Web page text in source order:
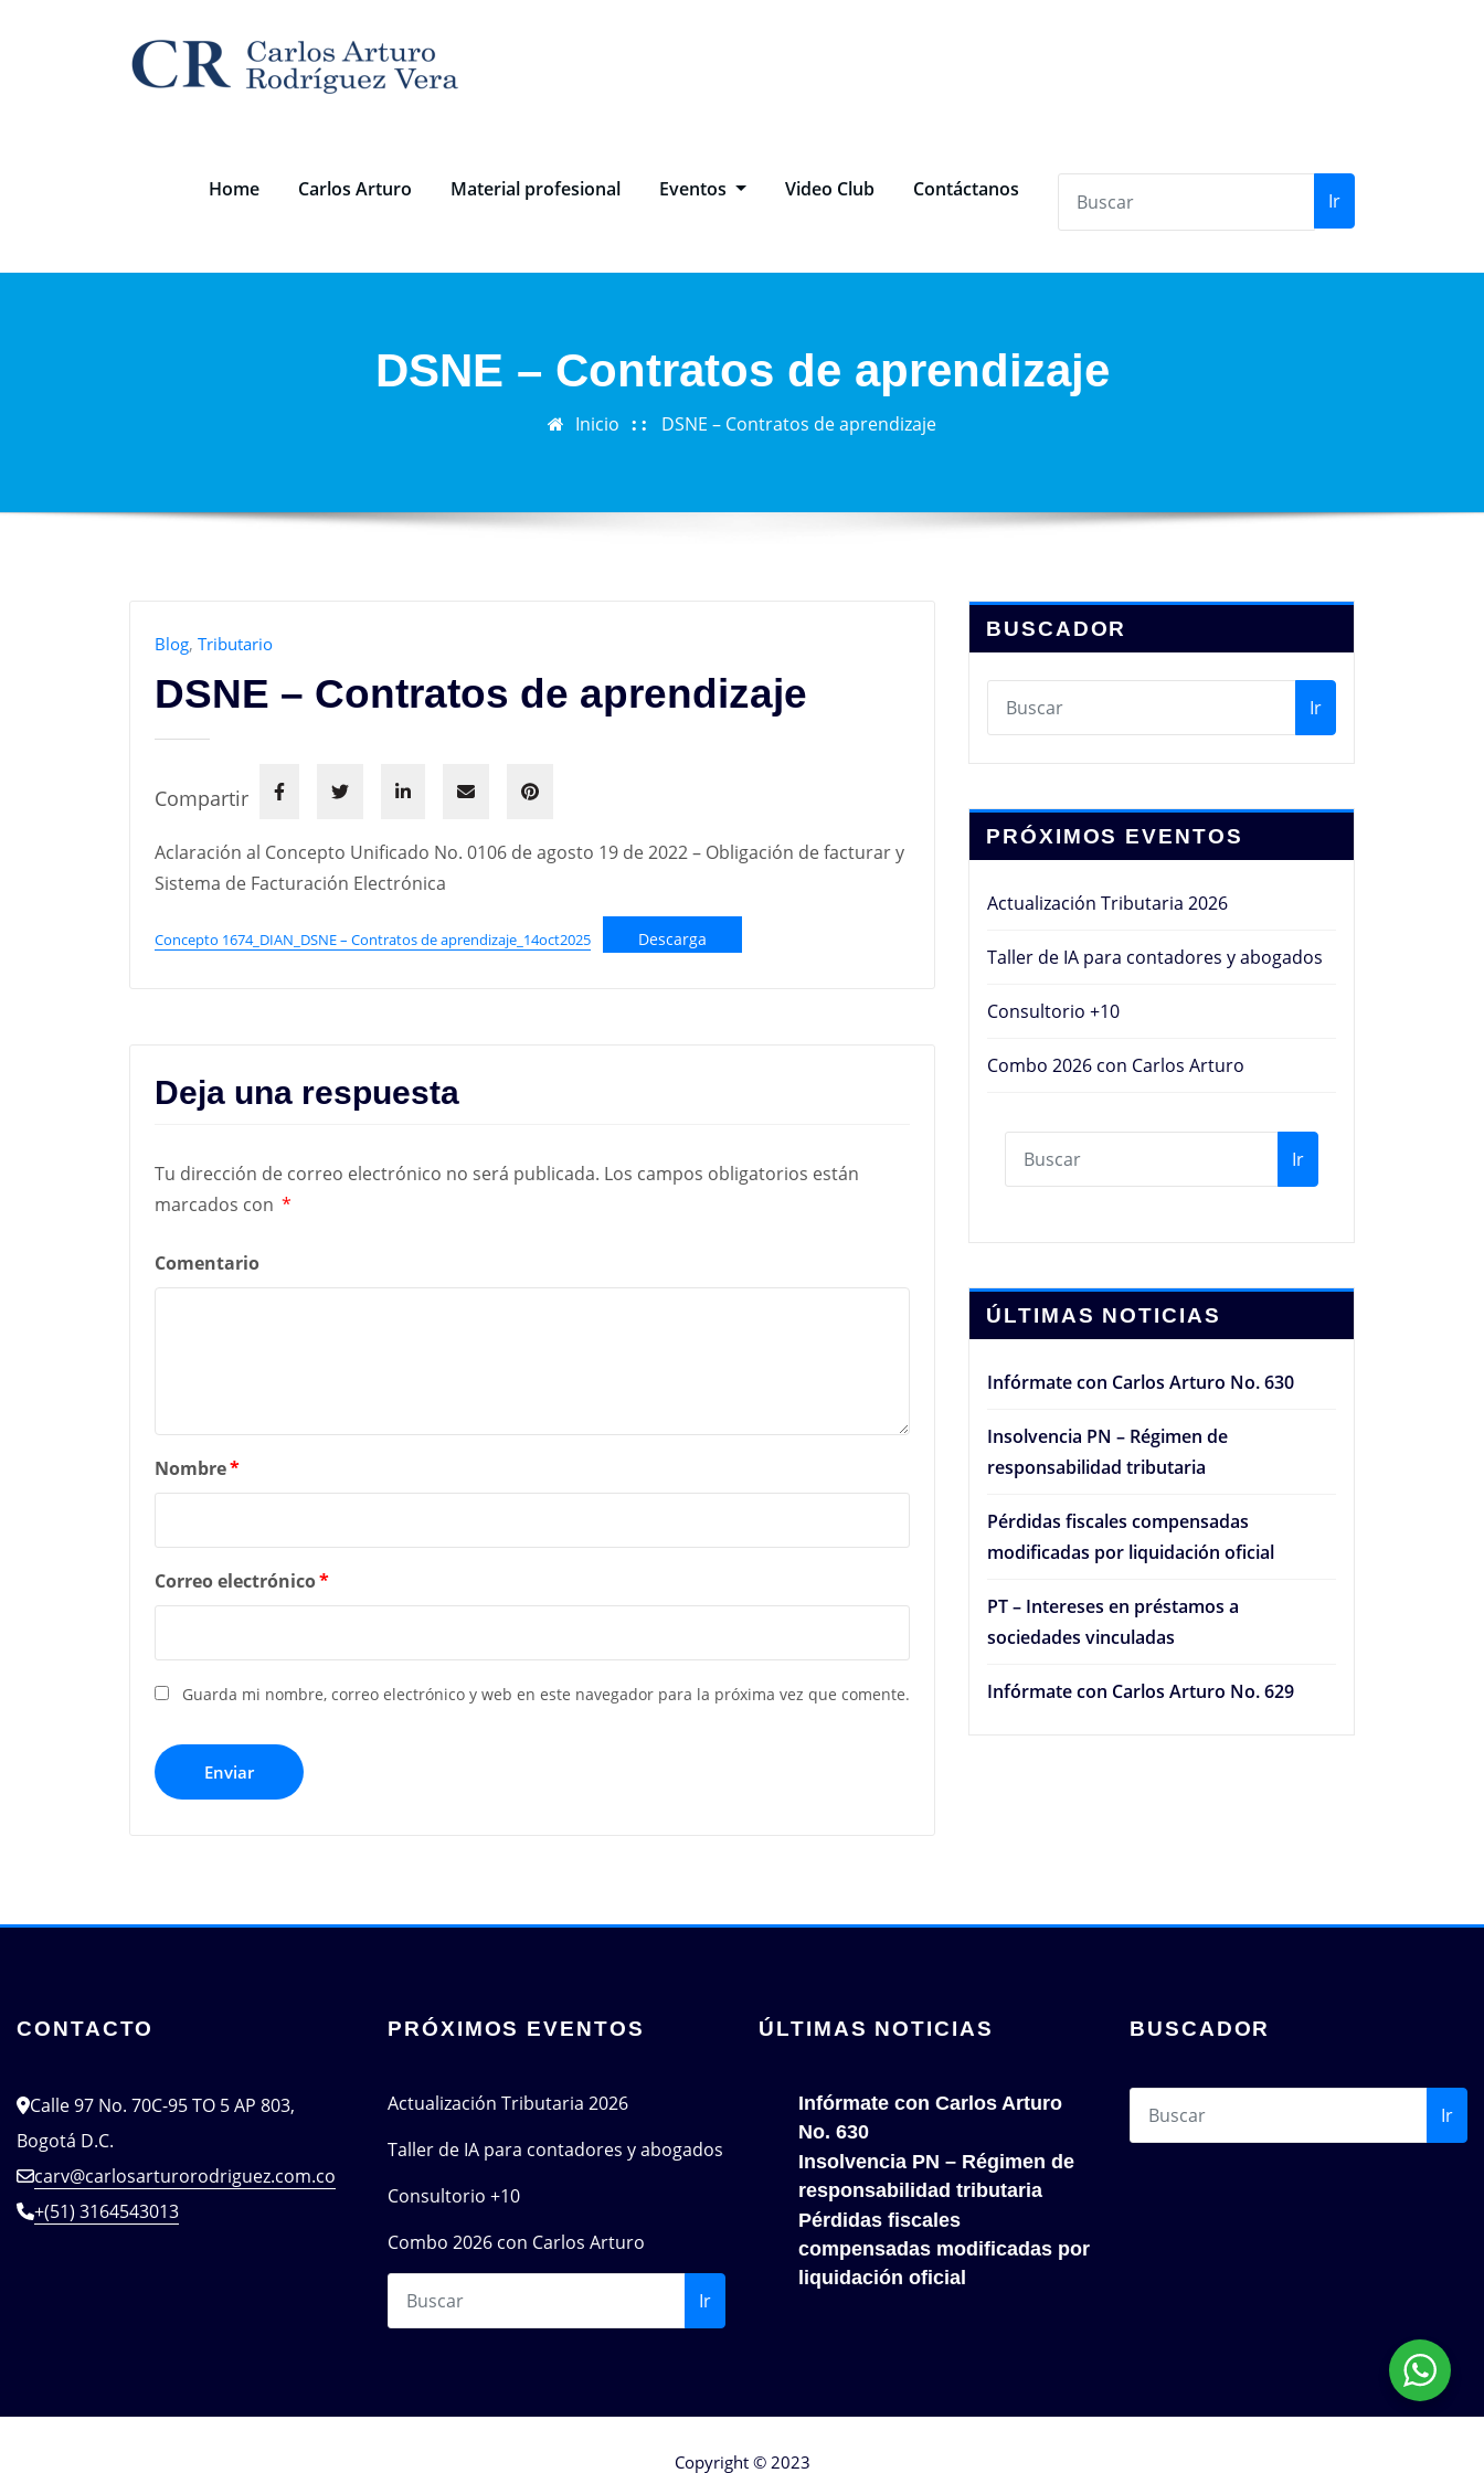
Home Carlos Arturo Material profesional Eventos Video Club Contáctanos Ir
DSNE – Contratos de aprendizaje
Inicio DSNE – Contratos de aprendizaje
Blog, Tributario
DSNE – Contratos de aprendizaje
Compartir
Aclaración al Concepto Unificado No. 0106 de agosto 19 de 2022 – Obligación de facturar y
Sistema de Facturación Electrónica
Concepto 1674_DIAN_DSNE – Contratos de aprendizaje_14oct2025 Descarga
Deja una respuesta
Tu dirección de correo electrónico no será publicada. Los campos obligatorios están
marcados con *
Comentario
Nombre*
Correo electrónico*
Guarda mi nombre, correo electrónico y web en este navegador para la próxima vez que comente.
BUSCADOR
Ir
PRÓXIMOS EVENTOS
Actualización Tributaria 2026
Taller de IA para contadores y abogados
Consultorio +10
Combo 2026 con Carlos Arturo
Ir
ÚLTIMAS NOTICIAS
Infórmate con Carlos Arturo No. 630
Insolvencia PN – Régimen de
responsabilidad tributaria
Pérdidas fiscales compensadas
modificadas por liquidación oficial
PT – Intereses en préstamos a
sociedades vinculadas
Infórmate con Carlos Arturo No. 629
CONTACTO
Calle 97 No. 70C-95 TO 5 AP 803,
Bogotá D.C.
carv@carlosarturorodriguez.com.co
+(51) 3164543013
PRÓXIMOS EVENTOS
Actualización Tributaria 2026
Taller de IA para contadores y abogados
Consultorio +10
Combo 2026 con Carlos Arturo
Ir
ÚLTIMAS NOTICIAS
Infórmate con Carlos Arturo
No. 630
Insolvencia PN – Régimen de
responsabilidad tributaria
Pérdidas fiscales
compensadas modificadas por
liquidación oficial
BUSCADOR
Ir
Copyright © 2023